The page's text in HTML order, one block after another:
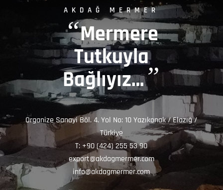
AKDAĞ MERMER
“Mermere
Tutkuyla
Bağlıyız…”
Organize Sanayi Böl. 4. Yol No: 10 Yazıkonak / Elazığ /
Türkiye
T: +90 (424) 255 53 90
export@akdagmermer.com
info@akdagmermer.com